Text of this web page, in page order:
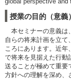
授業の目的（意
本セミナーの意義は
自らの将来計画を立て
ころにあります。近年
で将来を見据えた行動
送ることが極めて重要
方針への理解を深め、